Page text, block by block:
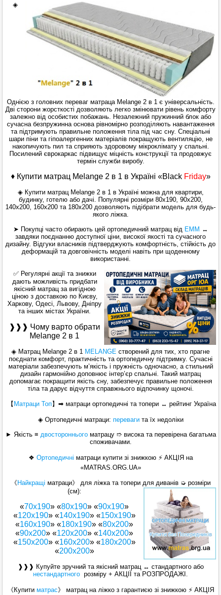
◈
Однією з головних переваг матраца Melange 2 в 1 є універсальність.
Дві сторони жорсткості дозволяють легко змінювати рівень комфорту
залежно від особистих побажань. Незалежний пружинний блок або
сучасна безпружинна основа рівномірно розподіляють навантаження
та підтримують правильне положення тіла під час сну. Спеціальні
шари піни та гіпоалергенних матеріалів покращують вентиляцію, не
накопичують пил та сприяють здоровому мікроклімату у спальні.
Посилений єврокаркас підвищує міцність конструкції та продовжує
термін служби виробу.
♦ Купити матрац Melange 2 в 1 в Україні «Black Friday»
◈ Купити матрац Melange 2 в 1 в Україні можна для квартири,
будинку, готелю або дачі. Популярні розміри 80x190, 90x200,
140x200, 160x200 та 180x200 дозволяють підібрати модель для будь-
якого ліжка.
➤ Покупці часто обирають цей ортопедичний матрац від ЕММ ↔
завдяки поєднанню доступної ціни, високої якості та сучасного
дизайну. Відгуки власників підтверджують комфортність, стійкість до
деформацій та довговічність моделі навіть при щоденному
використанні.
✅ Регулярні акції та знижки
дають можливість придбати
якісний матрац за вигідною
ціною з доставкою по Києву,
Харкову, Одесі, Львову, Дніпру
та інших містах України.
❱❱❱ Чому варто обрати
Melange 2 в 1
◈ Матрац Melange 2 в 1 MELANGE створений для тих, хто прагне
поєднати комфорт, практичність та ортопедичну підтримку. Сучасні
матеріали забезпечують м’якість і пружність одночасно, а стильний
дизайн гармонійно доповнює інтер’єр спальні. Такий матрац
допомагає покращити якість сну, забезпечує правильне положення
тіла та дарує відчуття справжнього відпочинку щоночі.
【 Матраци Топ】 ➡ матраци ортопедичні та топери ↔ рейтинг Україна
◈ Ортопедичні матраци: перевагита їх недоліки
► Якість ≡ двосторонньогоматрацу ➱ висока та перевірена багатьма
споживачами.
❖ Ортопедичні матрацикупити зі знижкою ⚡ АКЦІЯ на
«MATRAS.ORG.UA»
《 Найкращі матраци》 для ліжка та топери для диванів ➭ розміри
(см):
«70х190» «80х190» «90х190»
«120x190» «140х190» «150x190»
«160x190» «180x190» «80x200»
«90x200» «120x200» «140x200»
«150x200» «160х200» «180х200»
«200x200»
❱❱❱ Купуйте зручний та якісний матрац ↔ стандартного або
нестандартного розміру + АКЦІЇ та РОЗПРОДАЖІ.
《Купити матрас》 матрац на ліжко з гарантиєю зі знижкою ⚡ АКЦІЯ